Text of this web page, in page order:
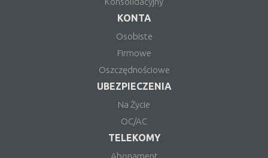
KONTA
Osobiste
Firmowe
Oszczędnościowe
UBEZPIECZENIA
Na Życie
OC/AC
TELEKOMY